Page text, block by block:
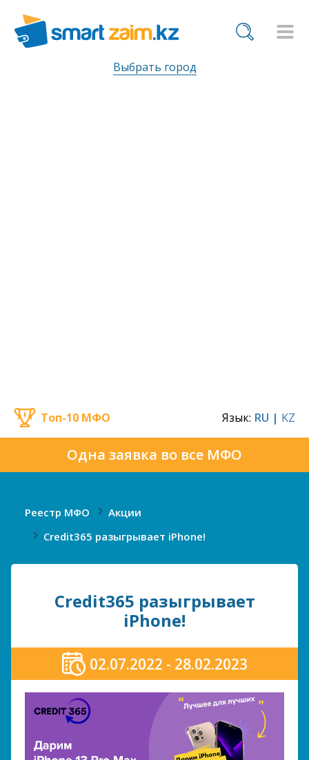
Выбрать город
Одна заявка во все МФО
Топ-10 МФО Язык: RU | KZ
Реестр МФО
Акции
Credit365 разыгрывает iPhone!
Credit365 разыгрывает
iPhone!
02.07.2022 - 28.02.2023